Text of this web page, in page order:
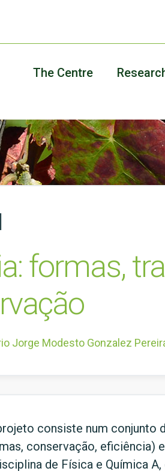
The Centre
formas,
Jorge Modesto Gonzalez
consiste num conjunto
conservação, eficiência)
de Física e Química